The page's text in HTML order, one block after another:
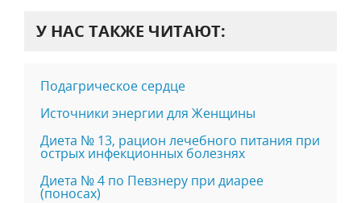
У НАС ТАКЖЕ ЧИТАЮТ:
Подагрическое сердце
Источники энергии для Женщины
Диета № 13, рацион лечебного питания при
острых инфекционных болезнях
Диета № 4 по Певзнеру при диарее
(поносах)